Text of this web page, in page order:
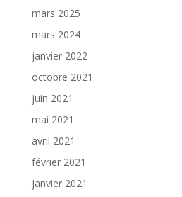
mars 2025
mars 2024
janvier 2022
octobre 2021
juin 2021
mai 2021
avril 2021
février 2021
janvier 2021